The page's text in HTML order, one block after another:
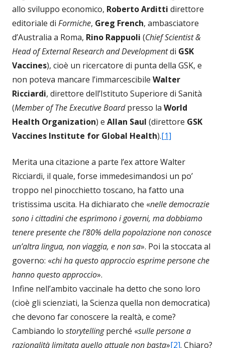
allo sviluppo economico, Roberto Arditti direttore
editoriale di Formiche, Greg French, ambasciatore
d’Australia a Roma, Rino Rappuoli (Chief Scientist &
Head of External Research and Developmentdi GSK
Vaccines), cioè un ricercatore di punta della GSK, e
non poteva mancare l’immarcescibile Walter
Ricciardi, direttore dell’Istituto Superiore di Sanità
(Member of The Executive Boardpresso la World
Health Organization) e Allan Saul (direttore GSK
Vaccines Institute for Global Health).[1]
Merita una citazione a parte l’ex attore Walter
Ricciardi, il quale, forse immedesimandosi un po’
troppo nel pinocchietto toscano, ha fatto una
tristissima uscita. Ha dichiarato che «nelle democrazie
sono i cittadini che esprimono i governi, ma dobbiamo
tenere presente che l’80% della popolazione non conosce
un’altra lingua, non viaggia, e non sa». Poi la stoccata al
governo: «chi ha questo approccio esprime persone che
hanno questo approccio».
Infine nell’ambito vaccinale ha detto che sono loro
(cioè gli scienziati, la Scienza quella non democratica)
che devono far conoscere la realtà, e come?
Cambiando lo storytellingperché «sulle persone a
razionalità limitata quello attuale non basta»[2]. Chiaro?